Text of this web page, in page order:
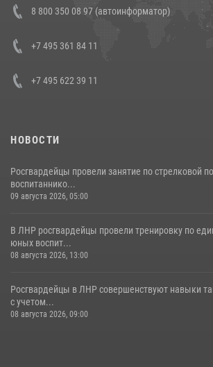
генерала армии Виктора Золотова с
представителя Президента Российской
Кавказском федеральном округе Виталием
8 800 350 08 97 (автоинформатор)
+7 495 361 84 11
+7 495 622 39 11
НОВОСТИ
Росгвардейцы провели занятие по стрелковой
воспитаннико...
09 августа 2026, 05:00
В ЛНР росгвардейцы провели тренировку по
юных воспит...
08 августа 2026, 13:00
Росгвардейцы в ЛНР совершенствуют навыки
с учетом...
08 августа 2026, 09:00